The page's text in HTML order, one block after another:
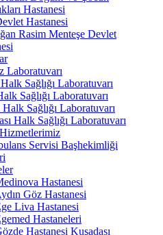
Hastanesi
Hastanesi
Rasim Menteşe Devlet
Laboratuvarı
Sağlığı Laboratuvarı
Sağlığı Laboratuvarı
Sağlığı Laboratuvarı
Halk Sağlığı Laboratuvarı
Servisi Başhekimliği
Hastanesi
Göz Hastanesi
Liva Hastanesi
Hastaneleri
Hastanesi Kuşadası